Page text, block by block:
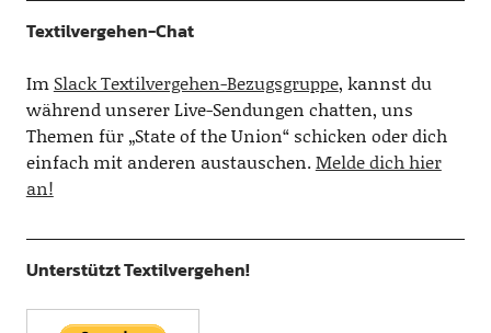
Textilvergehen-Chat
Im Slack Textilvergehen-Bezugsgruppe, kannst du
während unserer Live-Sendungen chatten, uns
Themen für „State of the Union“ schicken oder dich
einfach mit anderen austauschen.Melde dich hier
an!
Unterstützt Textilvergehen!